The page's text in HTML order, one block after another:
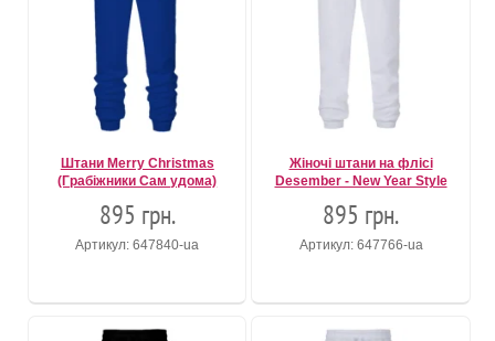
Штани Merry Christmas
(Грабіжники Сам удома)
895 грн.
Артикул: 647840-ua
Жіночі штани на флісі
Desember - New Year Style
895 грн.
Артикул: 647766-ua